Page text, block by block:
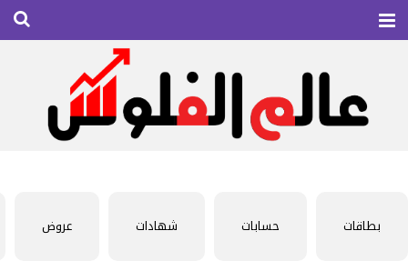
بطاقات حسابات شهادات عروض